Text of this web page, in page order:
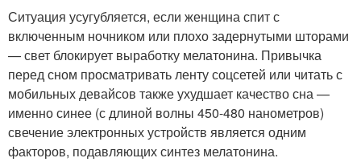
Ситуация усугубляется, если женщина спит с
включенным ночником или плохо задернутыми шторами
— свет блокирует выработку мелатонина. Привычка
перед сном просматривать ленту соцсетей или читать с
мобильных девайсов также ухудшает качество сна —
именно синее (с длиной волны 450-480 нанометров)
свечение электронных устройств является одним
факторов, подавляющих синтез мелатонина.